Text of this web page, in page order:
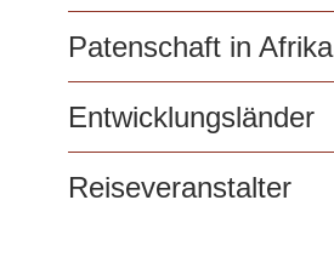
Patenschaft in Afrika
Entwicklungsländer
Reiseveranstalter